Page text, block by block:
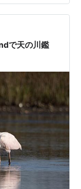
ンはなぜペリカ
）の語源は、ギ
（ペレキ
ン語の
で天の川鑑